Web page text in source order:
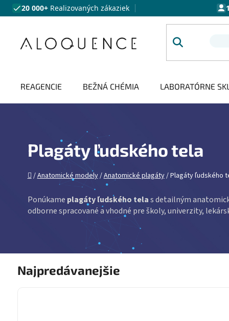
Prejsť na obsah
20 000+ Realizovaných zákaziek
REAGENCIE BEŽNÁ CHÉMIA LABORATÓRNE
Plagáty ľudského tela
Domov
/Anatomické modely/Anatomické plagáty/Plagáty ľudského
Ponúkame plagáty ľudského telas detailným
odborne spracované a vhodné pre školy, univerzity,
Najpredávanejšie